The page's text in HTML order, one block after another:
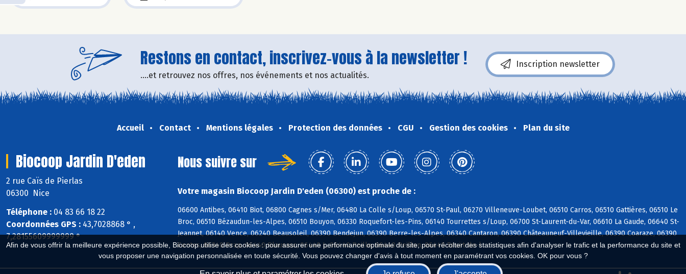
Afin de vous offrir la meilleure expérience possible, Biocoop utilise des cookies : pour assurer une performance optimale du site, pour récolter des statistiques afin d'analyser le trafic et la performance du site et
vous proposer une navigation personnalisée en toute sécurité. Vous pouvez changer d'avis à tout moment en paramétrant vos cookies. OK pour vous ?
Restons en contact, inscrivez-vous à la newsletter !
....et retrouvez nos offres, nos événements et nos actualités.
Inscription newsletter
Accueil Contact Mentions légales Protection des données CGU Gestion des cookies Plan du site
Biocoop Jardin D'eden
2 rue Caïs de Pierlas
06300 Nice
Téléphone : 04 83 66 18 22
Coordonnées GPS : 43,7028868 ° ,
7,28155609999999 °
Nous suivre sur
Votre magasin Biocoop Jardin D'eden (06300) est proche de :
06600 Antibes, 06410 Biot, 06800 Cagnes s/Mer, 06480 La Colle s/Loup, 06570 St-Paul, 06270 Villeneuve-Loubet, 06510 Carros, 06510 Gattières, 06510 Le
Broc, 06510 Bézaudun-les-Alpes, 06510 Bouyon, 06330 Roquefort-les-Pins, 06140 Tourrettes s/Loup, 06700 St-Laurent-du-Var, 06610 La Gaude, 06640 St-
Jeannet, 06140 Vence, 06240 Beausoleil, 06390 Bendejun, 06390 Berre-les-Alpes, 06340 Cantaron, 06390 Châteauneuf-Villevieille, 06390 Coaraze, 06390
Contes, 06340 Drap, 06440 Blausasc, 06440 L, 06440 Peille, 06440 Peillon, 06440 Touët-de-l